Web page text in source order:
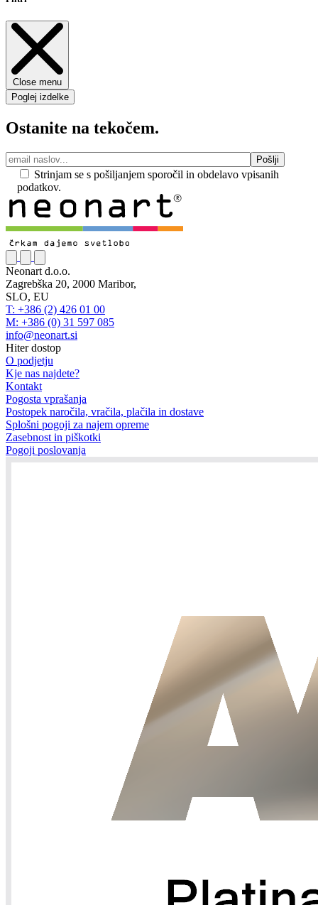
Close menu
Poglej izdelke
Ostanite na tekočem.
Strinjam se s pošiljanjem sporočil in obdelavo vpisanih
podatkov.
Neonart d.o.o.
Zagrebška 20, 2000 Maribor,
SLO, EU
T: +386 (2) 426 01 00
M: +386 (0) 31 597 085
info@neonart.si
Hiter dostop
O podjetju
Kje nas najdete?
Kontakt
Pogosta vprašanja
Postopek naročila, vračila, plačila in dostave
Splošni pogoji za najem opreme
Zasebnost in piškotki
Pogoji poslovanja